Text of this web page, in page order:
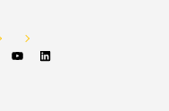
FacebookYouTube